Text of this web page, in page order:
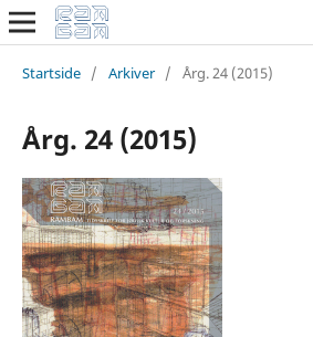
Startside / Arkiver / Årg. 24 (2015)
Årg. 24 (2015)